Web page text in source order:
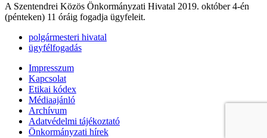
A Szentendrei Közös Önkormányzati Hivatal 2019. október 4-én
(pénteken) 11 óráig fogadja ügyfeleit.
polgármesteri hivatal
ügyfélfogadás
Impresszum
Kapcsolat
Etikai kódex
Médiaajánló
Archívum
Adatvédelmi tájékoztató
Önkormányzati hírek